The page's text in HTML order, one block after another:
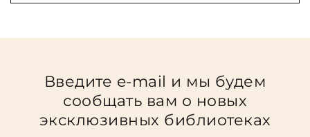
Введите e-mail и мы будем
сообщать вам о новых
эксклюзивных библиотеках